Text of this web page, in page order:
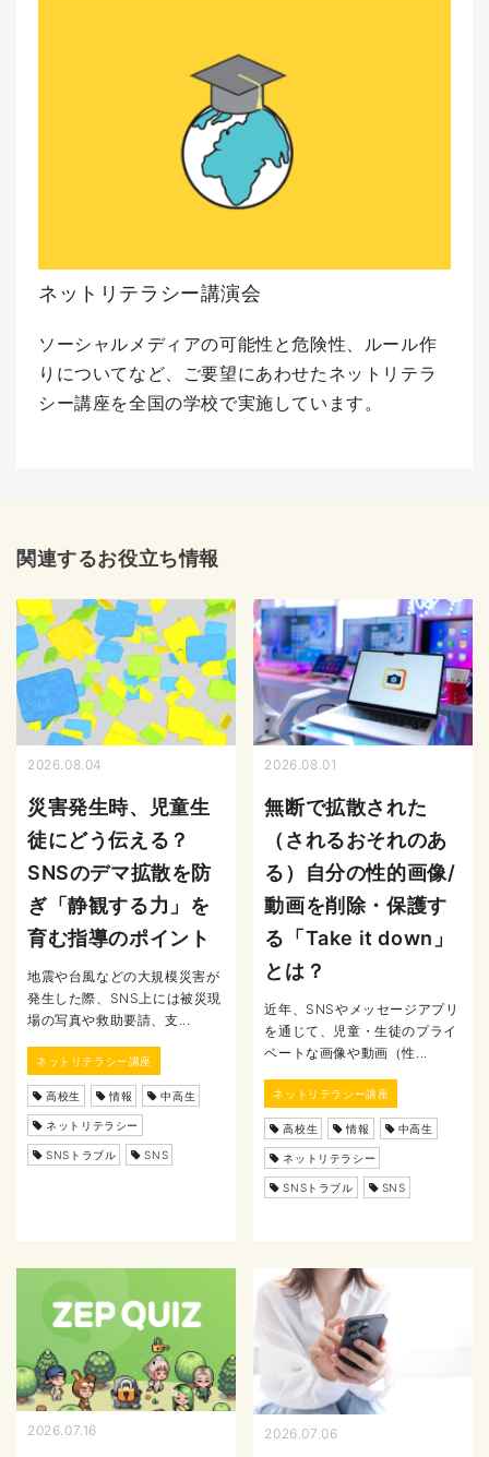
ネットリテラシー講演会
ソーシャルメディアの可能性と危険性、ルール作
りについてなど、ご要望にあわせたネットリテラ
シー講座を全国の学校で実施しています。
関連するお役立ち情報
2026.08.04
災害発生時、児童生
徒にどう伝える？
SNSのデマ拡散を防
ぎ「静観する力」を
育む指導のポイント
地震や台風などの大規模災害が
発生した際、SNS上には被災現
場の写真や救助要請、支...
ネットリテラシー講座
高校生 情報 中高生
ネットリテラシー
SNSトラブル SNS
2026.08.01
無断で拡散された
（されるおそれのあ
る）自分の性的画像/
動画を削除・保護す
る「Take it down」
とは？
近年、SNSやメッセージアプリ
を通じて、児童・生徒のプライ
ベートな画像や動画（性...
ネットリテラシー講座
高校生 情報 中高生
ネットリテラシー
SNSトラブル SNS
2026.07.16 2026.07.06